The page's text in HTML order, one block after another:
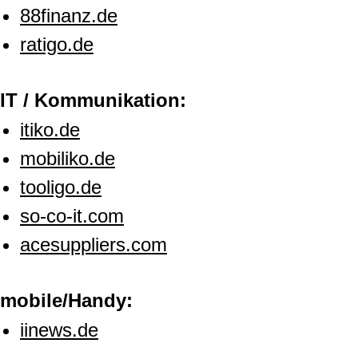
88finanz.de
ratigo.de
IT / Kommunikation:
itiko.de
mobiliko.de
tooligo.de
so-co-it.com
acesuppliers.com
mobile/Handy:
iinews.de